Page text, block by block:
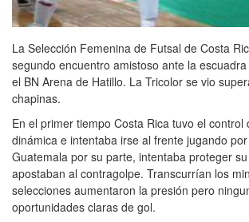
La Selección Femenina de Futsal de Costa
segundo encuentro amistoso ante la
el BN Arena de Hatillo. La Tricolor se vio
chapinas.
En el primer tiempo Costa Rica tuvo el control
dinámica e intentaba irse al frente jugando
Guatemala por su parte, intentaba proteger
apostaban al contragolpe. Transcurrían los
selecciones aumentaron la presión pero
oportunidades claras de gol.